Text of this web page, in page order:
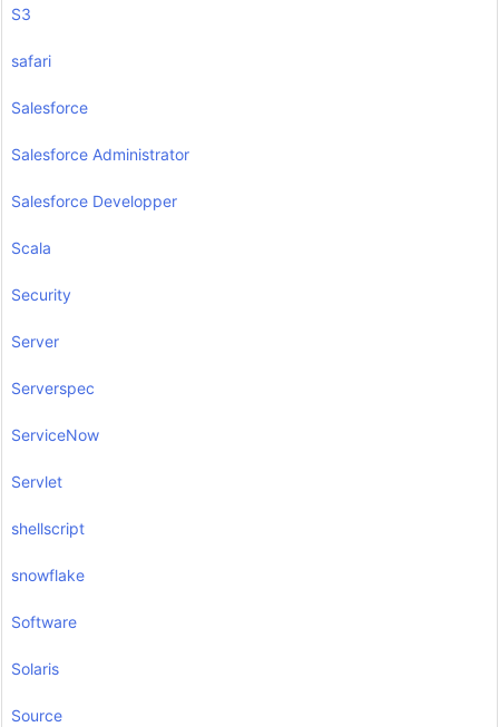
S3
safari
Salesforce
Salesforce Administrator
Salesforce Developper
Scala
Security
Server
Serverspec
ServiceNow
Servlet
shellscript
snowflake
Software
Solaris
Source